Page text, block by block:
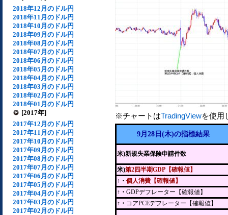
2018年12月のドル円
2018年11月のドル円
2018年10月のドル円
2018年09月のドル円
2018年08月のドル円
2018年07月のドル円
2018年06月のドル円
2018年05月のドル円
2018年04月のドル円
2018年03月のドル円
2018年02月のドル円
2018年01月のドル円
[2017年]
2017年12月のドル円
2017年11月のドル円
2017年10月のドル円
2017年09月のドル円
2017年08月のドル円
2017年07月のドル円
2017年06月のドル円
2017年05月のドル円
2017年04月のドル円
2017年03月のドル円
2017年02月のドル円
※チャートはTradingViewを使用
9月28日(木)の指標結果
米)新規失業保険申請件数
米)第2四半期GDP【確報値】
↑・ 個人消費【確報値】
↑・ GDPデフレーター【確報値】
↑・ コアPCEデフレーター【確報値】